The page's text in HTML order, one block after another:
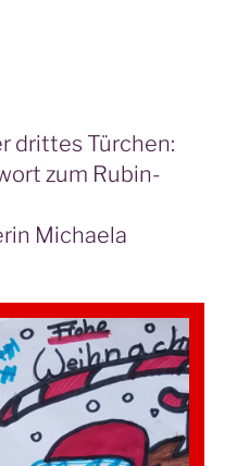
drittes Türchen:
zum Rubin-
Michaela